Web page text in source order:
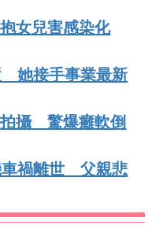
女兒害感染化
她接手事業最新
攝 驚爆癱軟倒
車禍離世 父親悲